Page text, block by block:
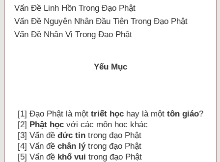
Vấn Đề Linh Hồn Trong Đạo Phật
Vấn Đề Nguyên Nhân Đầu Tiên Trong Đạo Phật
Vấn Đề Nhân Vị Trong Đạo Phật
Yếu Mục
[1] Ðạo Phật là một triết học hay là một tôn giáo?
[2] Phật học với các môn học khác
[3] Vấn đề đức tin trong đạo Phật
[4] Vấn đề chân lýtrong đạo Phật
[5] Vấn đề khổ vui trong đạo Phật